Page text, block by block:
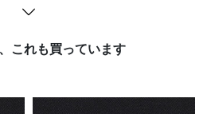
これも買っています